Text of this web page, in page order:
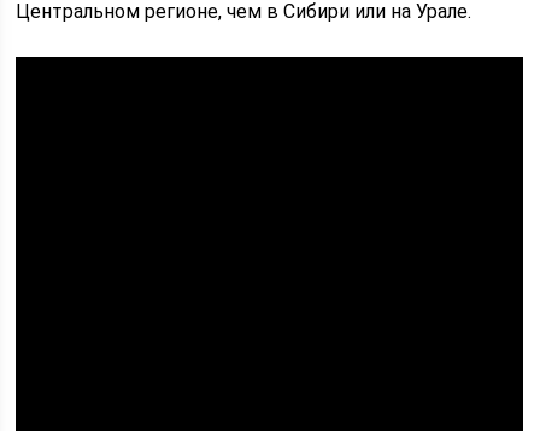
Центральном регионе, чем в Сибири или на Урале.